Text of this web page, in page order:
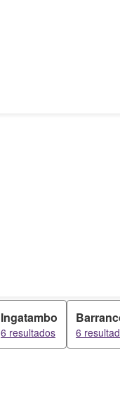
Ingatambo
6 resultados 6